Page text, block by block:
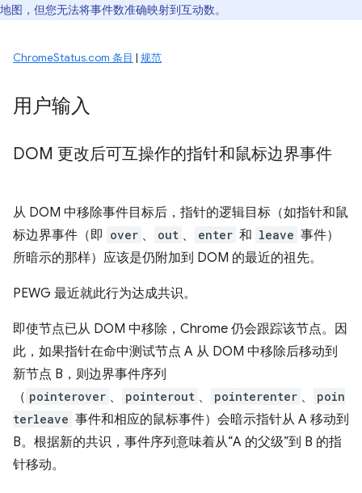
地图，但您无法将事件数准确映射到互动数。
ChromeStatus.com 条目 | 规范
用户输入
DOM 更改后可互操作的指针和鼠标边界事件
从 DOM 中移除事件目标后，指针的逻辑目标（如指针和鼠
标边界事件（即 over 、 out 、 enter 和 leave 事件）
所暗示的那样）应该是仍附加到 DOM 的最近的祖先。
PEWG 最近就此行为达成共识。
即使节点已从 DOM 中移除，Chrome 仍会跟踪该节点。因
此，如果指针在命中测试节点 A 从 DOM 中移除后移动到
新节点 B，则边界事件序列
（ pointerover 、 pointerout 、 pointerenter 、
poin
terleave 事件和相应的鼠标事件）会暗示指针从 A 移动到
B。根据新的共识，事件序列意味着从“A 的父级”到 B 的指
针移动。